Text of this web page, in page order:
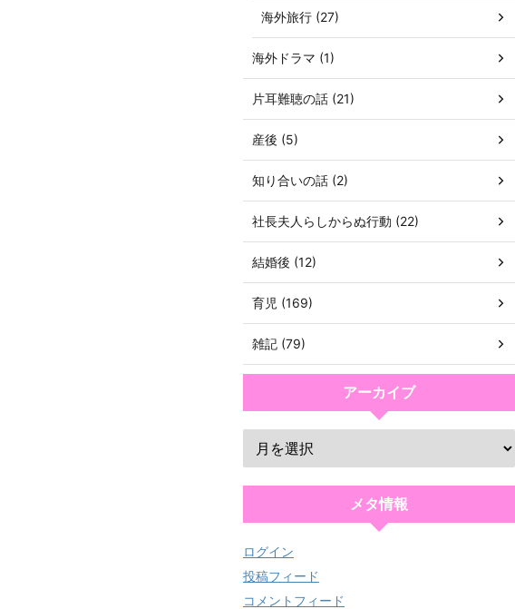
海外旅行 (27)
海外ドラマ (1)
片耳難聴の話 (21)
産後 (5)
知り合いの話 (2)
社長夫人らしからぬ行動 (22)
結婚後 (12)
育児 (169)
雑記 (79)
アーカイブ
メタ情報
ログイン
投稿フィード
コメントフィード